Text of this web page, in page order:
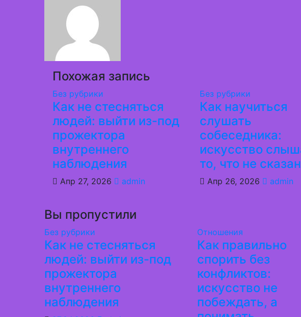
записям
Похожая запись
Без рубрики
Как не стесняться
людей: выйти из-под
прожектора
внутреннего
наблюдения
Апр 27, 2026 admin
Без рубрики
Как научиться
слушать
собеседника:
искусство
то, что не
Апр 26, 2026 admin
Вы пропустили
Без рубрики
Как не стесняться
людей: выйти из-под
прожектора
внутреннего
наблюдения
Отношения
Как правильно
спорить без
конфликтов:
искусство не
побеждать, а